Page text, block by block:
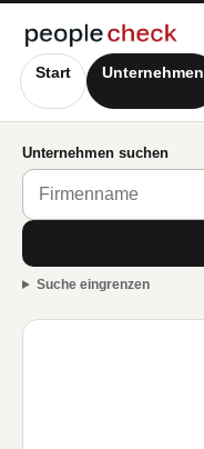
Start Unternehmen
Unternehmen suchen
Suche eingrenzen